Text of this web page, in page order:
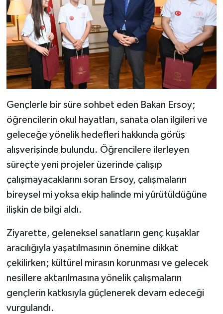
Gençlerle bir süre sohbet eden Bakan Ersoy;
öğrencilerin okul hayatları, sanata olan ilgileri ve
geleceğe yönelik hedefleri hakkında görüş
alışverişinde bulundu. Öğrencilere ilerleyen
süreçte yeni projeler üzerinde çalışıp
çalışmayacaklarını soran Ersoy, çalışmaların
bireysel mi yoksa ekip halinde mi yürütüldüğüne
ilişkin de bilgi aldı.
Ziyarette, geleneksel sanatların genç kuşaklar
aracılığıyla yaşatılmasının önemine dikkat
çekilirken; kültürel mirasın korunması ve gelecek
nesillere aktarılmasına yönelik çalışmaların
gençlerin katkısıyla güçlenerek devam edeceği
vurgulandı.